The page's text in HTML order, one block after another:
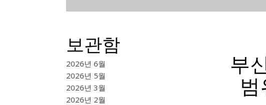
보관함
2026년 6월
2026년 5월
2026년 3월
2026년 2월
부